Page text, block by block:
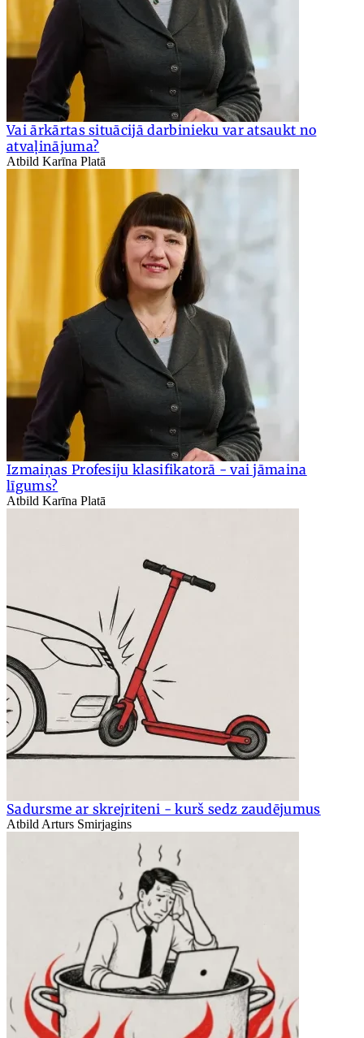
Vai ārkārtas situācijā darbinieku var atsaukt no
atvaļinājuma?
Atbild Karīna Platā
Izmaiņas Profesiju klasifikatorā - vai jāmaina
līgums?
Atbild Karīna Platā
Sadursme ar skrejriteni - kurš sedz zaudējumus
Atbild Arturs Smirjagins